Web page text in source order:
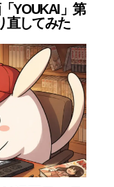
YOUKAI」第
直してみた